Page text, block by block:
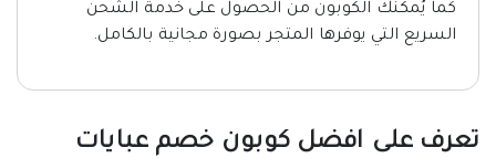
كما يُمكنك الكوبون من الحصول على خدمة الشحن
السريع التي يوفرها المتجر بصورة مجانية بالكامل.
تعرف على افضل كوبون خصم عبايات